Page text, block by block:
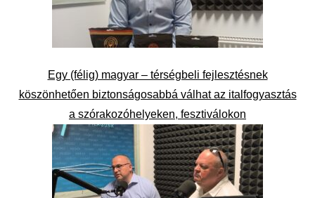
Egy (félig) magyar – térségbeli fejlesztésnek
köszönhetően biztonságosabbá válhat az italfogyasztás
a szórakozóhelyeken, fesztiválokon